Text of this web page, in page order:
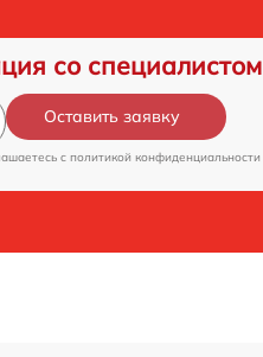
со специалистом
Оставить заявку
c политикой конфиденциальности